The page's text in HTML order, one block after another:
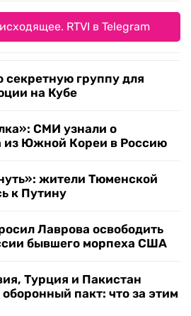
RTVI в Telegram
секретную группу для
на Кубе
СМИ узнали о
из Южной Кореи в Россию
жители Тюменской
к Путину
Лаврова освободить
бывшего морпеха США
Турция и Пакистан
пакт: что за этим